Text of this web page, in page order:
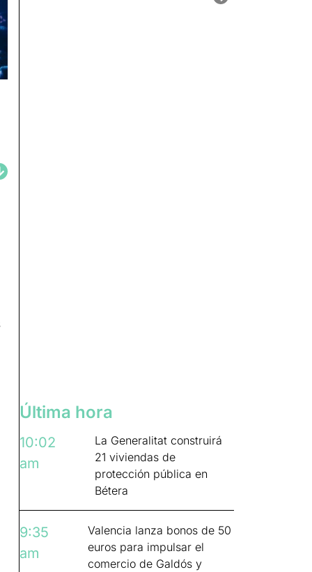
Última hora
10:02
am
La Generalitat construirá
21 viviendas de
protección pública en
Bétera
9:35
am
Valencia lanza bonos de 50
euros para impulsar el
comercio de Galdós y